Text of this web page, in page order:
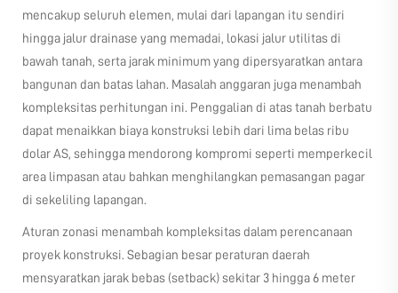
mencakup seluruh elemen, mulai dari lapangan itu sendiri
hingga jalur drainase yang memadai, lokasi jalur utilitas di
bawah tanah, serta jarak minimum yang dipersyaratkan antara
bangunan dan batas lahan. Masalah anggaran juga menambah
kompleksitas perhitungan ini. Penggalian di atas tanah berbatu
dapat menaikkan biaya konstruksi lebih dari lima belas ribu
dolar AS, sehingga mendorong kompromi seperti memperkecil
area limpasan atau bahkan menghilangkan pemasangan pagar
di sekeliling lapangan.
Aturan zonasi menambah kompleksitas dalam perencanaan
proyek konstruksi. Sebagian besar peraturan daerah
mensyaratkan jarak bebas (setback) sekitar 3 hingga 6 meter